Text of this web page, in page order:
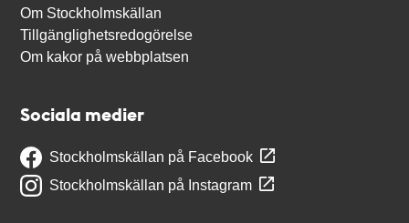
Om Stockholmskällan
Tillgänglighetsredogörelse
Om kakor på webbplatsen
Sociala medier
Stockholmskällan på Facebook
Stockholmskällan på Instagram